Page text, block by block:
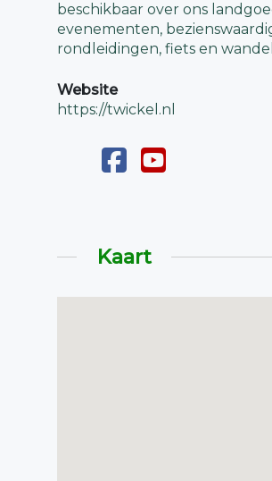
beschikbaar over ons
evenementen,
rondleidingen, fiets en
Website
https://twickel.nl
Kaart